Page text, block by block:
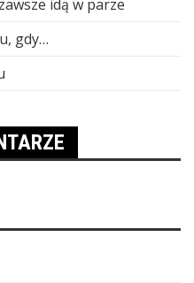
idą w parze
gdy…